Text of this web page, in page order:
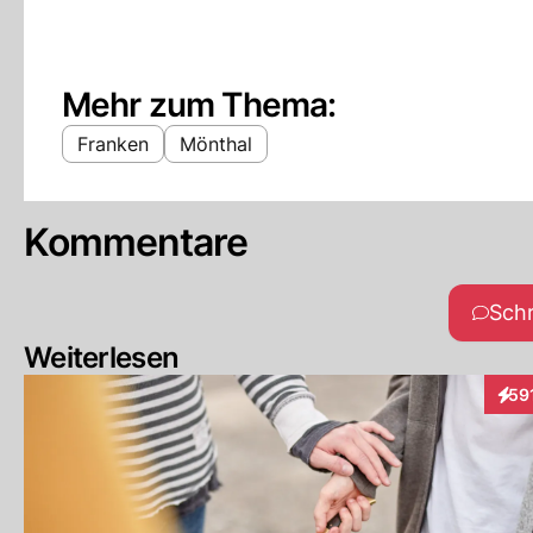
Mehr zum Thema:
Franken Mönthal
Kommentare
Weiterlesen